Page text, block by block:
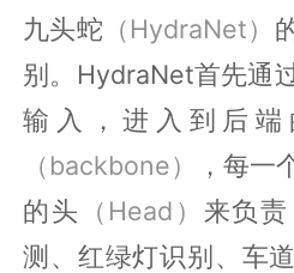
九头蛇 （HydraNet）
别。HydraNet首先通
输入，进入到后
（backbone）
，每一
的头 （Head） 来负
测、红绿灯识别、车